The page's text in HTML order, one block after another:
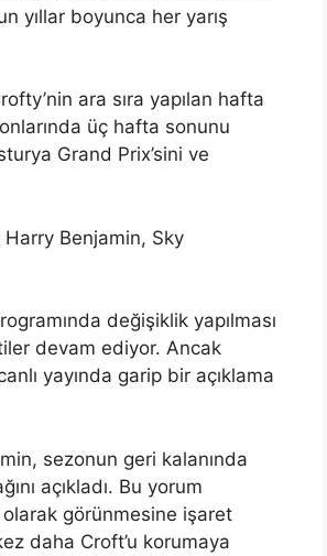
yıllar boyunca her yarış
ara sıra yapılan hafta
üç hafta sonunu
Grand Prix’sini ve
Harry Benjamin, Sky
değişiklik yapılması
devam ediyor. Ancak
yayında garip bir açıklama
sezonun geri kalanında
açıkladı. Bu yorum
olarak görünmesine işaret
daha Croft’u korumaya